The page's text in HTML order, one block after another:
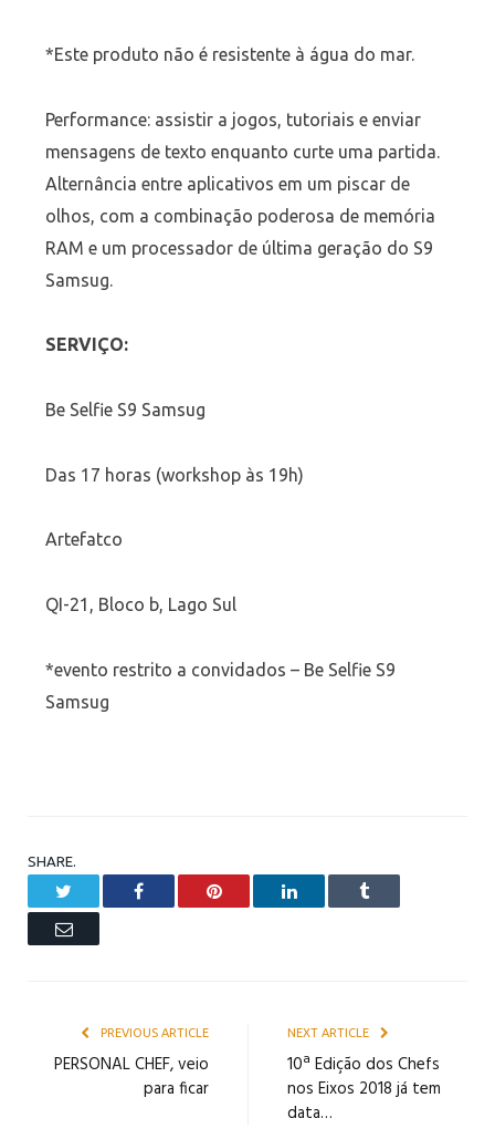
*Este produto não é resistente à água do mar.
Performance: assistir a jogos, tutoriais e enviar
mensagens de texto enquanto curte uma partida.
Alternância entre aplicativos em um piscar de
olhos, com a combinação poderosa de memória
RAM e um processador de última geração do S9
Samsug.
SERVIÇO:
Be Selfie S9 Samsug
Das 17 horas (workshop às 19h)
Artefatco
QI-21, Bloco b, Lago Sul
*evento restrito a convidados – Be Selfie S9
Samsug
SHARE.
Facebook Pinterest LinkedIn Tumblr
Email
PREVIOUS ARTICLE
PERSONAL CHEF, veio
para ficar
NEXT ARTICLE
10ª Edição dos Chefs
nos Eixos 2018 já tem
data…